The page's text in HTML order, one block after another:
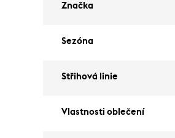
Značka
Sezóna
Střihová linie
Vlastnosti oblečení